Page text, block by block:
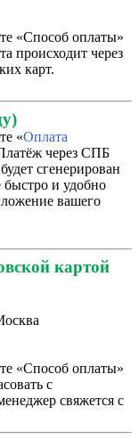
«Способ оплаты»
происходит через
карт.
«Оплата
через СПБ
сгенерирован
и удобно
вашего
картой
«Способ оплаты»
с
свяжется с